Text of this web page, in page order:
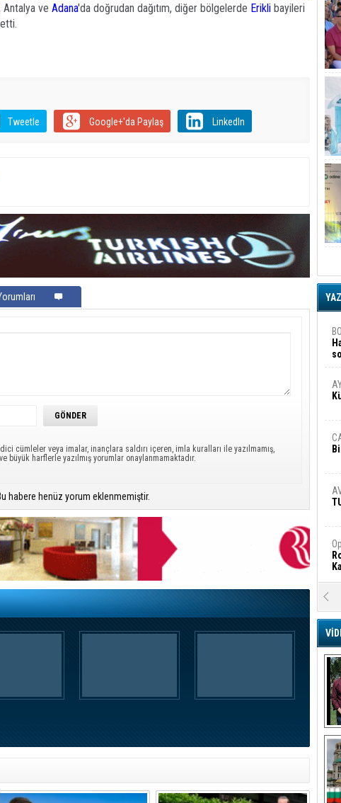
Antalya ve Adana'da doğrudan dağıtım, diğer bölgelerde Erikli bayileri
Tweetle Google+'da Paylaş LinkedIn
cümleler veya imalar, inançlara saldırı içeren, imla kuralları ile yazılmamış,
büyük harflerle yazılmış yorumlar onaylanmamaktadır.
habere henüz yorum eklenmemiştir.